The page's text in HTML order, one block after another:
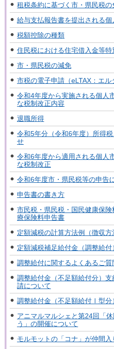
租税条約に基づく市・県民税
給与支払報告書を提出される
税額控除の種類
住民税における住宅借入金等
市・県民税の減免
市税の電子申請（eLTAX：エル
令和4年度から実施される個人
な税制改正内容
退職所得
令和5年分（令和6年度）所得
せ
令和6年度から適用される個人
な税制改正
令和6年度市・県民税等の申告
申告書の書き方
市民税・県民税・国民健康保
療保険料申告書
定額減税の計算方法例（徴収方
定額減税補足給付金（調整給付
調整給付に関するよくあるご質
調整給付金（不足額給付分）
請について
調整給付金（不足額給付Ⅰ型分
アニマルマルシェと第24回「
う」の開催について
モルモットの「コナ」が仲間入